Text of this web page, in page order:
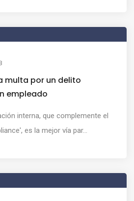
multa por un delito
empleado
interna, que complemente el
es la mejor vía par...